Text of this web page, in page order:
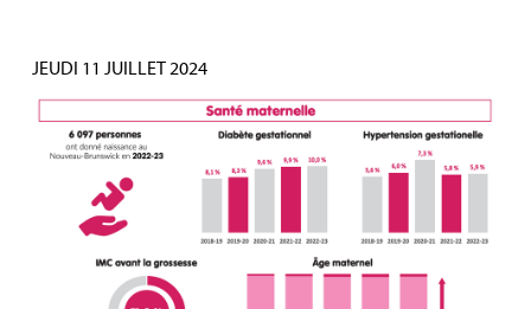
JEUDI 11 JUILLET 2024